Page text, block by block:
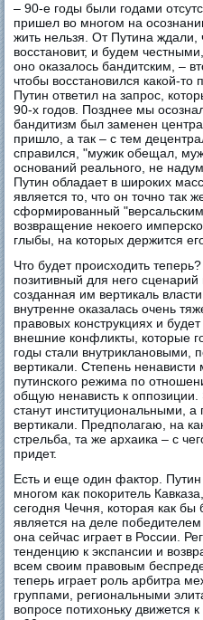
– 90-е годы были годами
пришел во многом на
жить нельзя. От Путина ждали,
восстановит, и будем
оно оказалось бандитским, –
чтобы восстановился какой-
Путин ответил на запрос,
90-х годов. Позднее мы
бандитизм был заменен
пришло, а так – с тем
справился, "мужик обещал,
оснований реального, не
Путин обладает в широких
является то, что он точно так
сформированный
возвращение некоего
глыбы, на которых держится
Что будет происходить
позитивный для него сценарий
созданная им вертикаль
внутренне оказалась очень
правовых конструкциях и
внешние конфликты, которые
годы стали внутриклановыми,
вертикали. Степень
путинского режима по
общую ненависть к
станут институциональными,
вертикали. Предполагаю, на
стрельба, та же архаика – с
придет.
Есть и еще один фактор.
многом как покоритель
сегодня Чечня, которая как
является на деле
она сейчас играет в России.
тенденцию к экспансии и
всем своим правовым
теперь играет роль арбитра
группами, региональными
вопросе потихоньку движется